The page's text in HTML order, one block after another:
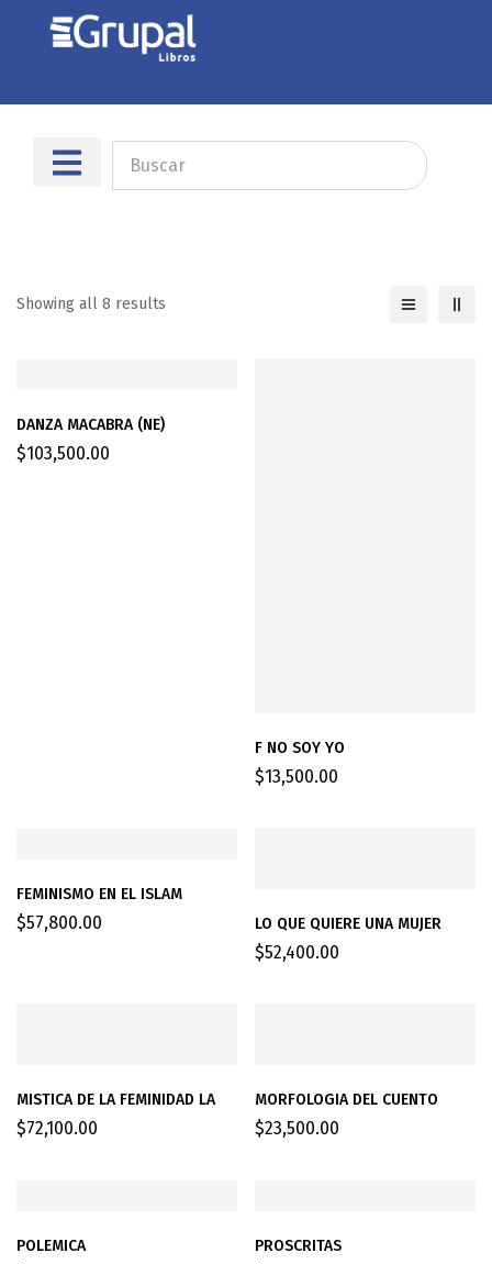
Showing all 8 results
DANZA MACABRA (NE)
$103,500.00
F NO SOY YO
$13,500.00
FEMINISMO EN EL ISLAM
$57,800.00 LO QUE QUIERE UNA MUJER
$52,400.00
MISTICA DE LA FEMINIDAD LA
$72,100.00
MORFOLOGIA DEL CUENTO
$23,500.00
POLEMICA PROSCRITAS